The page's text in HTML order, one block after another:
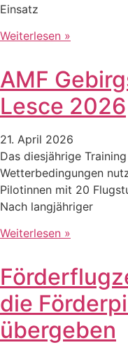
Einsatz
Weiterlesen »
AMF
Lesce 2026
21. April 2026
Das diesjährige
Wetterbedingungen
Pilotinnen mit 20
Nach langjähriger
Weiterlesen »
die
übergeben